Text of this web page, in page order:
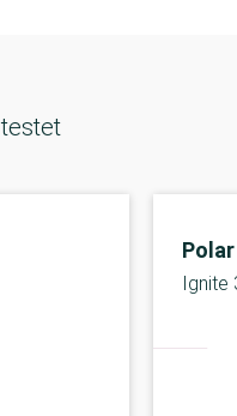
Polar
Ignite